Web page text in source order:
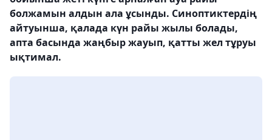
болжамын алдын ала ұсынды. Синоптиктердің
айтуынша, қалада күн райы жылы болады,
апта басында жаңбыр жауып, қатты жел тұруы
ықтимал.